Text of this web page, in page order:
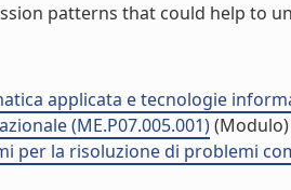
patterns that could help to
applicata e tecnologie
(ME.P07.005.001)(Modulo)
per la risoluzione di problemi